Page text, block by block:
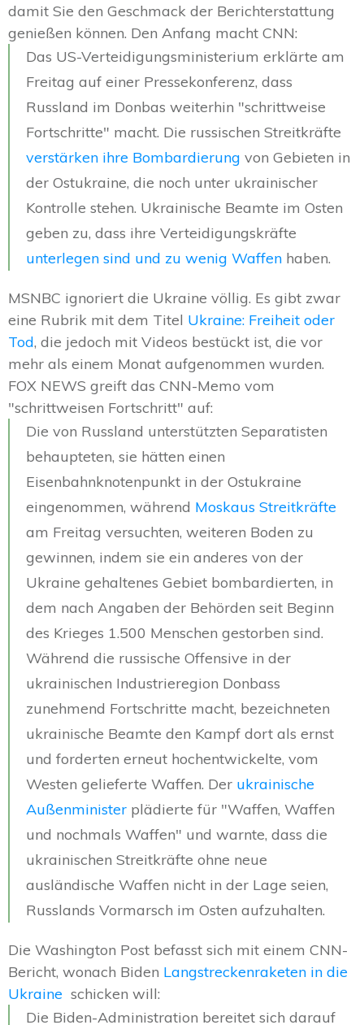
damit Sie den Geschmack der Berichterstattung
genießen können. Den Anfang macht CNN:
Das US-Verteidigungsministerium erklärte am
Freitag auf einer Pressekonferenz, dass
Russland im Donbas weiterhin "schrittweise
Fortschritte" macht. Die russischen Streitkräfte
verstärken ihre Bombardierung von Gebieten in
der Ostukraine, die noch unter ukrainischer
Kontrolle stehen. Ukrainische Beamte im Osten
geben zu, dass ihre Verteidigungskräfte
unterlegen sind und zu wenig Waffen haben.
MSNBC ignoriert die Ukraine völlig. Es gibt zwar
eine Rubrik mit dem Titel Ukraine: Freiheit oder
Tod, die jedoch mit Videos bestückt ist, die vor
mehr als einem Monat aufgenommen wurden.
FOX NEWS greift das CNN-Memo vom
"schrittweisen Fortschritt" auf:
Die von Russland unterstützten Separatisten
behaupteten, sie hätten einen
Eisenbahnknotenpunkt in der Ostukraine
eingenommen, während Moskaus Streitkräfte
am Freitag versuchten, weiteren Boden zu
gewinnen, indem sie ein anderes von der
Ukraine gehaltenes Gebiet bombardierten, in
dem nach Angaben der Behörden seit Beginn
des Krieges 1.500 Menschen gestorben sind.
Während die russische Offensive in der
ukrainischen Industrieregion Donbass
zunehmend Fortschritte macht, bezeichneten
ukrainische Beamte den Kampf dort als ernst
und forderten erneut hochentwickelte, vom
Westen gelieferte Waffen. Der ukrainische
Außenminister plädierte für "Waffen, Waffen
und nochmals Waffen" und warnte, dass die
ukrainischen Streitkräfte ohne neue
ausländische Waffen nicht in der Lage seien,
Russlands Vormarsch im Osten aufzuhalten.
Die Washington Post befasst sich mit einem CNN-
Bericht, wonach Biden Langstreckenraketen in die
Ukraine schicken will:
Die Biden-Administration bereitet sich darauf